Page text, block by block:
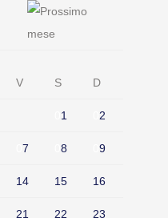
V S D
1 2
7 8 9
14 15 16
21 22 23